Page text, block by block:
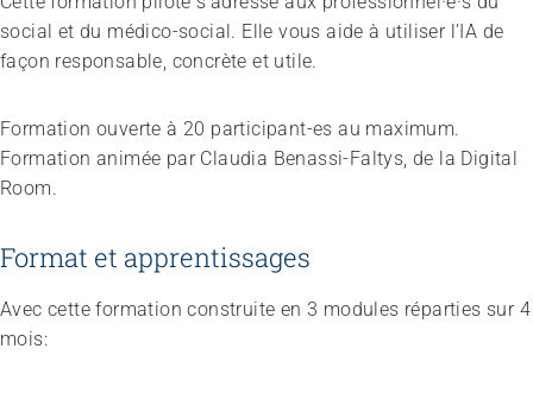
Gérer l'entreprise et appliquer la loi
Régler le financement
Promouvoir des offres
Promouvoir la durabilité
Travailler avec les proches
Accompagner la fin de vie
Organiser les transitions
Aborder les questions de santé
Protéger l'intégrité
Accompagner en cas de démence
Travailler chez ARTISET
Politiques publiques & Prises de position
Travail en réseaux
Projets
social et du médico-social. Elle vous aide à utiliser l’IA de
façon responsable, concrète et utile.
Formation ouverte à 20 participant-es au maximum.
Formation animée par Claudia Benassi-Faltys, de la Digital
Room.
Format et apprentissages
Avec cette formation construite en 3 modules réparties sur 4
mois: